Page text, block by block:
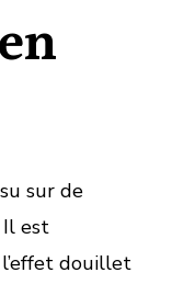
sur de
Il est
douillet